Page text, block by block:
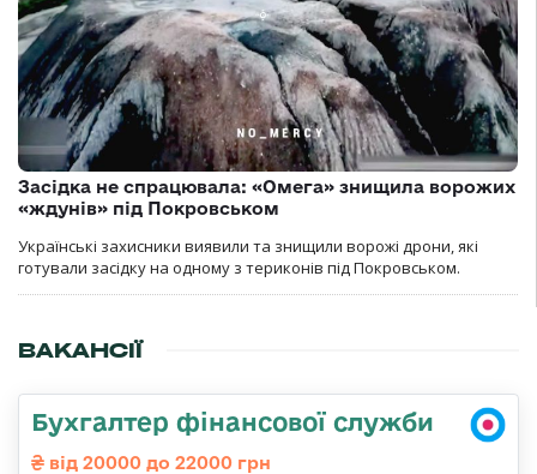
Засідка не спрацювала: «Омега» знищила ворожих
«ждунів» під Покровськом
Українські захисники виявили та знищили ворожі дрони, які
готували засідку на одному з териконів під Покровськом.
ВАКАНСІЇ
Бухгалтер фінансової служби
від 20000 до 22000 грн